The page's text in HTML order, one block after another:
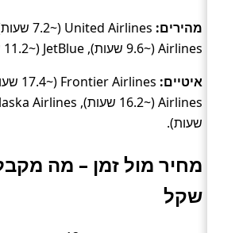
מהירים:
Airlines (~9.6 שעות), JetBlue (~11.2 שעות).
איטיים:
שעות).
מחיר מול זמן – מה
שקל